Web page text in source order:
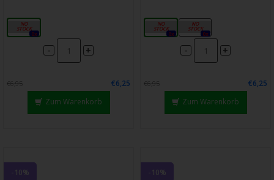
20mg
0x
- +
€6,95
€6,25
Zum Warenkorb
10mg
0x
20mg
0x
- +
€6,95
€6,25
Zum Warenkorb
-10% -10%